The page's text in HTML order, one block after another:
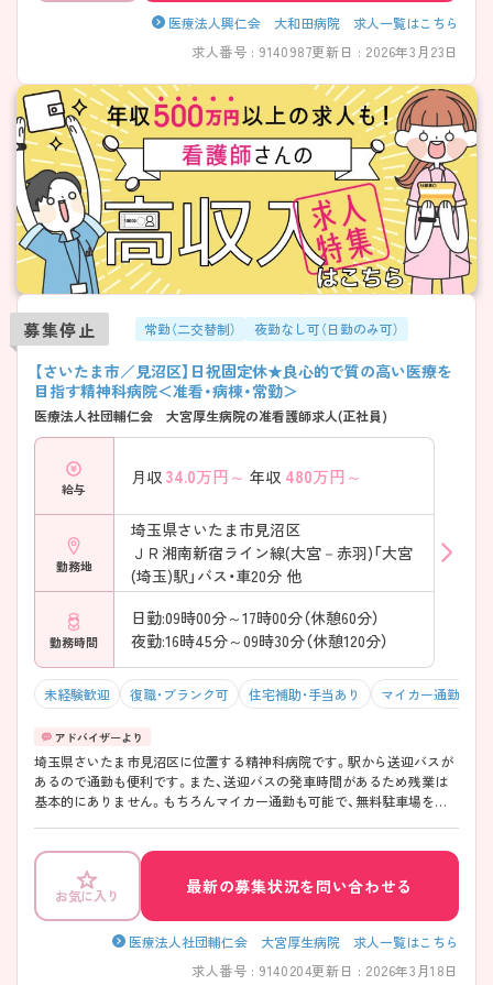
医療法人興仁会 大和田病院 求人一覧はこちら
求人番号 : 9140987更新日 : 2026年3月23日
募集停止 常勤（二交替制） 夜勤なし可（日勤のみ可）
【さいたま市／見沼区】日祝固定休★良心的で質の高い医療を
目指す精神科病院＜准看・病棟・常勤＞
医療法人社団輔仁会 大宮厚生病院の准看護師求人(正社員)
給与
月収 34.0万円～ 年収 480万円～
勤務地
埼玉県さいたま市見沼区
ＪＲ湘南新宿ライン線(大宮－赤羽)「大宮
(埼玉)駅」バス・車20分 他
勤務時間
日勤:09時00分～17時00分（休憩60分）
夜勤:16時45分～09時30分（休憩120分）
未経験歓迎 復職・ブランク可 住宅補助・手当あり マイカー通勤可・
埼玉県さいたま市見沼区に位置する精神科病院です。駅から送迎バスが
あるので通勤も便利です。また、送迎バスの発車時間があるため残業は
基本的にありません。もちろんマイカー通勤も可能で、無料駐車場を完
に詳細をお話しいたしますのでお気軽にご相談ください。
お気に入り
最新の募集状況を問い合わせる
医療法人社団輔仁会 大宮厚生病院 求人一覧はこちら
求人番号 : 9140204更新日 : 2026年3月18日